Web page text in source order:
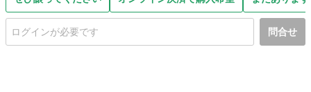
問合せ